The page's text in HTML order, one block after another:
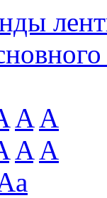
A A
A A